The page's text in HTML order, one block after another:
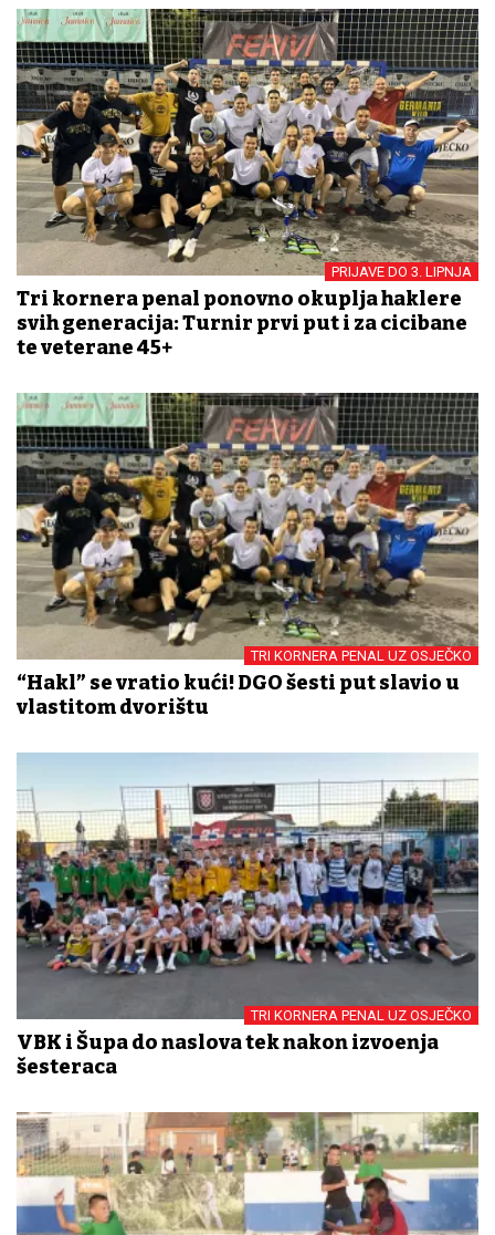
PRIJAVE DO 3. LIPNJA
Tri kornera penal ponovno okuplja haklere
svih generacija: Turnir prvi put i za cicibane
te veterane 45+
TRI KORNERA PENAL UZ OSJEČKO
“Hakl” se vratio kući! DGO šesti put slavio u
vlastitom dvorištu
TRI KORNERA PENAL UZ OSJEČKO
VBK i Šupa do naslova tek nakon izvođenja
šesteraca